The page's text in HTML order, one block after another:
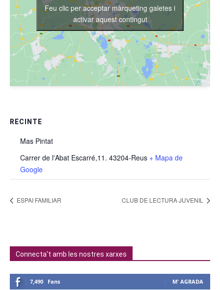
RECINTE
Mas Pintat
Carrer de l'Abat Escarré,11. 43204-Reus + Mapa de
Google
Feu clic per acceptar màrqueting galetes i
activar aquest contingut
ESPAI FAMILIAR CLUB DE LECTURA JUVENIL
Connecta't amb les nostres xarxes
7,490 Fans M' AGRADA